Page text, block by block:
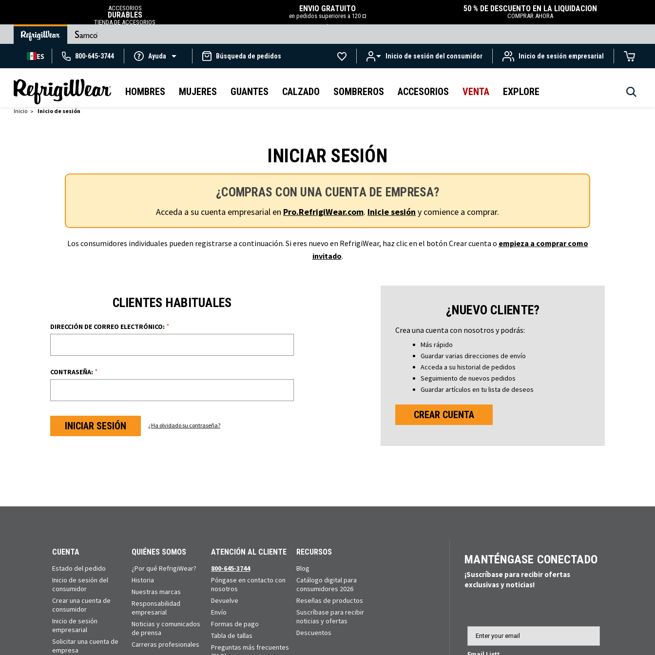
ACCESORIOS
DURABLES
TIENDA DE ACCESORIOS
ENVÍO GRATUITO
en pedidos superiores a 120 ¤
.
50 % DE DESCUENTO EN LA LIQUIDACIÓN
COMPRAR AHORA
ES 800-645-3744 Ayuda Búsqueda de pedidos Inicio de sesión del consumidor Inicio de sesión empresarial
HOMBRES MUJERES GUANTES CALZADO SOMBREROS ACCESORIOS VENTA EXPLORE
Inicio Inicio de sesión
INICIAR SESIÓN
¿COMPRAS CON UNA CUENTA DE EMPRESA?
Acceda a su cuenta empresarial en Pro.RefrigiWear.com. Inicie sesión y comience a comprar.
Los consumidores individuales pueden registrarse a continuación. Si eres nuevo en RefrigiWear, haz clic en el botón Crear cuenta o empieza a comprar como
invitado.
CLIENTES HABITUALES
DIRECCIÓN DE CORREO ELECTRÓNICO: *
CONTRASEÑA: *
¿Ha olvidado su contraseña?
¿NUEVO CLIENTE?
Crea una cuenta con nosotros y podrás:
Más rápido
Guardar varias direcciones de envío
Acceda a su historial de pedidos
Seguimiento de nuevos pedidos
Guardar artículos en tu lista de deseos
CREAR CUENTA
CUENTA
Estado del pedido
Inicio de sesión del
consumidor
Crear una cuenta de
consumidor
Inicio de sesión
empresarial
Solicitar una cuenta de
empresa
QUIÉNES SOMOS
¿Por qué RefrigiWear?
Historia
Nuestras marcas
Responsabilidad
empresarial
Noticias y comunicados
de prensa
Carreras profesionales
ATENCIÓN AL CLIENTE
800-645-3744
Póngase en contacto con
nosotros
Devuelve
Envío
Formas de pago
Tabla de tallas
Preguntas más frecuentes
RECURSOS
Blog
Catálogo digital para
consumidores 2026
Reseñas de productos
Suscríbase para recibir
noticias y ofertas
Descuentos
MANTÉNGASE CONECTADO
¡Suscríbase para recibir ofertas
exclusivas y noticias!